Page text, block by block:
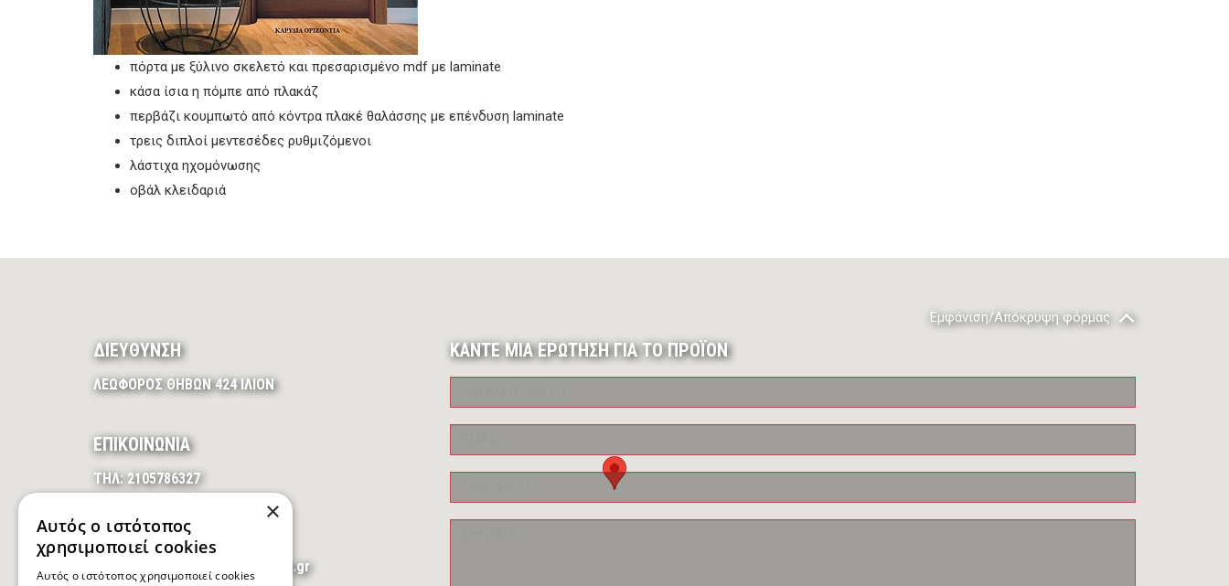
πόρτα με ξύλινο σκελετό και πρεσαρισμένο mdf με laminate
κάσα ίσια η πόμπε από πλακάζ
περβάζι κουμπωτό από κόντρα πλακέ θαλάσσης με επένδυση laminate
τρεις διπλοί μεντεσέδες ρυθμιζόμενοι
λάστιχα ηχομόνωσης
οβάλ κλειδαριά
Εμφάνιση/Απόκρυψη φόρμας
ΔΙΕΥΘΥΝΣΗ
ΛΕΩΦΟΡΟΣ ΘΗΒΩΝ 424 ΙΛΙΟΝ
ΕΠΙΚΟΙΝΩΝΙΑ
ΤΗΛ: 2105786327
FAX: 2105559303
E-MAIL: info@decoconstruction.gr
ΚΑΝΤΕ ΜΙΑ ΕΡΩΤΗΣΗ ΓΙΑ ΤΟ ΠΡΟΪΟΝ
×
Αυτός ο ιστότοπος
χρησιμοποιεί cookies
Αυτός ο ιστότοπος χρησιμοποιεί cookies